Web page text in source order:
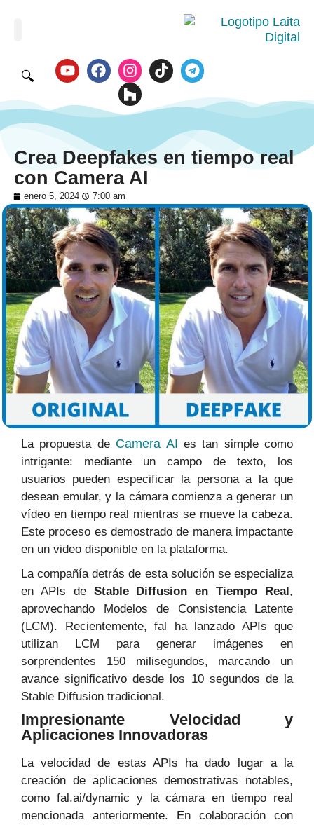
🔍
Crea Deepfakes en tiempo real
con Camera AI
enero 5, 2024 7:00 am
La propuesta de Camera AI es tan simple como
intrigante: mediante un campo de texto, los
usuarios pueden especificar la persona a la que
desean emular, y la cámara comienza a generar un
vídeo en tiempo real mientras se mueve la cabeza.
Este proceso es demostrado de manera impactante
en un video disponible en la plataforma.
La compañía detrás de esta solución se especializa
en APIs de Stable Diffusion en Tiempo Real ,
aprovechando Modelos de Consistencia Latente
(LCM). Recientemente, fal ha lanzado APIs que
utilizan LCM para generar imágenes en
sorprendentes 150 milisegundos, marcando un
avance significativo desde los 10 segundos de la
Stable Diffusion tradicional.
Impresionante Velocidad y
Aplicaciones Innovadoras
La velocidad de estas APIs ha dado lugar a la
creación de aplicaciones demostrativas notables,
como fal.ai/dynamic y la cámara en tiempo real
mencionada anteriormente. En colaboración con